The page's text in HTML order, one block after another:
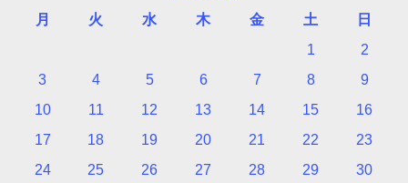
月
火 水 木 金 土
日
1
2
3
4 5 6 7 8
9
10
11 12 13 14 15
16
17
18 19 20 21 22
23
24
25 26 27 28 29 30